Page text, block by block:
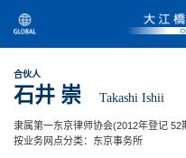
合伙人
石井 崇 Takashi Ishii
隶属第一东京律师协会(2012年登记 52
按业务网点分类：东京事务所